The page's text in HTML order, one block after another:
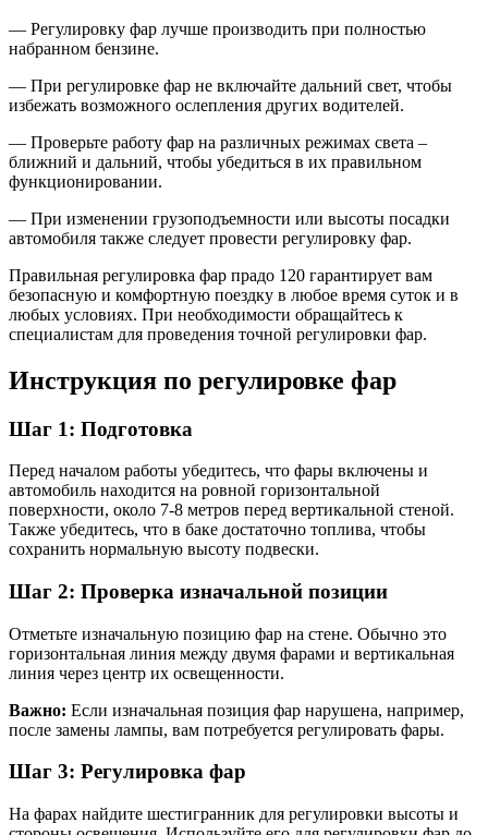
— Регулировку фар лучше производить при полностью
набранном бензине.
— При регулировке фар не включайте дальний свет, чтобы
избежать возможного ослепления других водителей.
— Проверьте работу фар на различных режимах света –
ближний и дальний, чтобы убедиться в их правильном
функционировании.
— При изменении грузоподъемности или высоты посадки
автомобиля также следует провести регулировку фар.
Правильная регулировка фар прадо 120 гарантирует вам
безопасную и комфортную поездку в любое время суток и в
любых условиях. При необходимости обращайтесь к
специалистам для проведения точной регулировки фар.
Инструкция по регулировке фар
Шаг 1: Подготовка
Перед началом работы убедитесь, что фары включены и
автомобиль находится на ровной горизонтальной
поверхности, около 7-8 метров перед вертикальной стеной.
Также убедитесь, что в баке достаточно топлива, чтобы
сохранить нормальную высоту подвески.
Шаг 2: Проверка изначальной позиции
Отметьте изначальную позицию фар на стене. Обычно это
горизонтальная линия между двумя фарами и вертикальная
линия через центр их освещенности.
Важно: Если изначальная позиция фар нарушена, например,
после замены лампы, вам потребуется регулировать фары.
Шаг 3: Регулировка фар
На фарах найдите шестигранник для регулировки высоты и